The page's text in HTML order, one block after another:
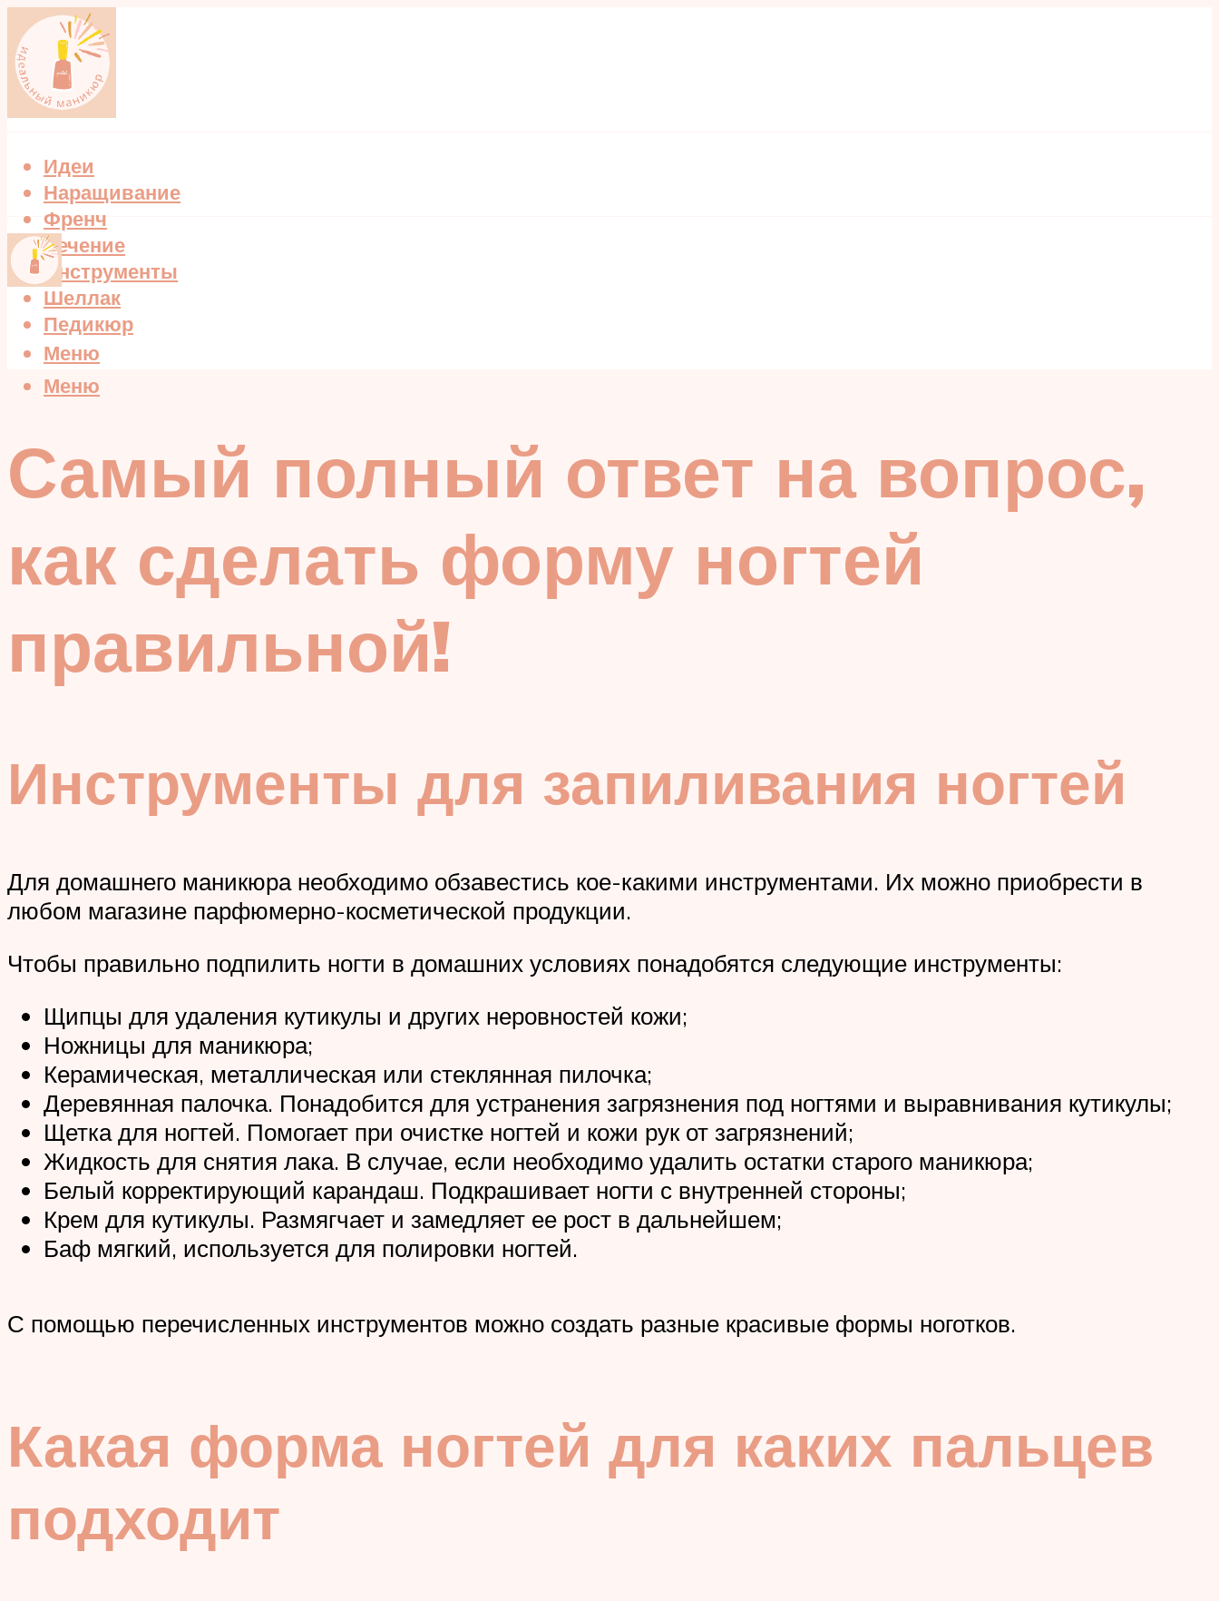
Идеи
Наращивание
Френч
Лечение
Инструменты
Шеллак
Педикюр
Меню
Меню
Самый полный ответ на вопрос,
как сделать форму ногтей
правильной!
Инструменты для запиливания ногтей
Для домашнего маникюра необходимо обзавестись кое-какими инструментами. Их можно приобрести в
любом магазине парфюмерно-косметической продукции.
Чтобы правильно подпилить ногти в домашних условиях понадобятся следующие инструменты:
Щипцы для удаления кутикулы и других неровностей кожи;
Ножницы для маникюра;
Керамическая, металлическая или стеклянная пилочка;
Деревянная палочка. Понадобится для устранения загрязнения под ногтями и выравнивания кутикулы;
Щетка для ногтей. Помогает при очистке ногтей и кожи рук от загрязнений;
Жидкость для снятия лака. В случае, если необходимо удалить остатки старого маникюра;
Белый корректирующий карандаш. Подкрашивает ногти с внутренней стороны;
Крем для кутикулы. Размягчает и замедляет ее рост в дальнейшем;
Баф мягкий, используется для полировки ногтей.
С помощью перечисленных инструментов можно создать разные красивые формы ноготков.
Какая форма ногтей для каких пальцев
подходит